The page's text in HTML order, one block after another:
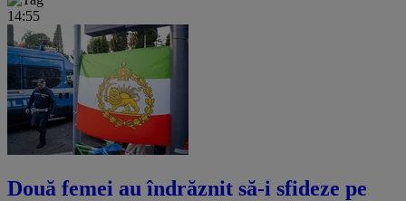
14:55
Două femei au îndrăznit să-i sfideze pe